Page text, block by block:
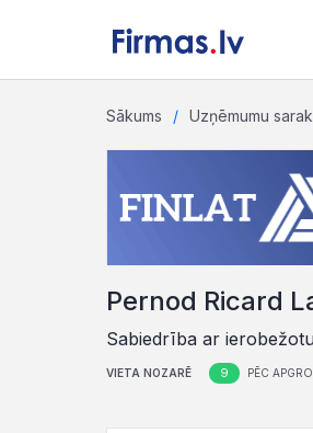
Sākums Uzņēmumu
Pernod Ricard
Sabiedrība ar
VIETA NOZARĒ 9 PĒC